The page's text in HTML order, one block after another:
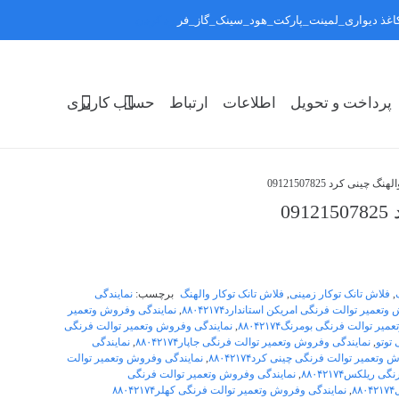
پرداخت و تحویل اطلاعات ارتباط حساب کاربری
کرد 09121507825
, فلاش تانک توکار زمینی, فلاش تانک توکار والهنگ برچسب: نمایندگی
توالت فرنگی امریکن استاندارد۸۸۰۴۲۱۷۴
, نمایندگی وفروش وتعمیر
توالت فرنگی بومرنگ۸۸۰۴۲۱۷۴
, نمایندگی وفروش وتعمیر توالت فرنگی
, نمایندگی وفروش وتعمیر توالت فرنگی جاپار۸۸۰۴۲۱۷۴ , نمایندگی
توالت فرنگی چینی کرد۸۸۰۴۲۱۷۴
, نمایندگی وفروش وتعمیر توالت
, نمایندگی وفروش وتعمیر توالت فرنگی
, نمایندگی وفروش وتعمیر توالت فرنگی کهلر۸۸۰۴۲۱۷۴
دیواری_لمینت_پارکت_هود_سینک_گاز_فر